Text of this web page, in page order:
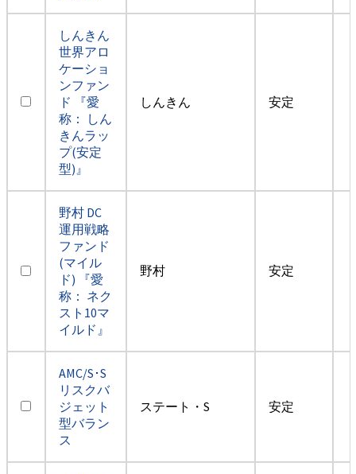
しんきん
世界アロ
ケーショ
ンファン
ド 『愛
称： しん
きんラッ
プ(安定
型)』
しんきん 安定
野村 DC
運用戦略
ファンド
(マイル
ド) 『愛
称： ネク
スト10マ
イルド』
野村 安定
AMC/S･S
リスクバ
ジェット
型バラン
ス
ステート・S 安定